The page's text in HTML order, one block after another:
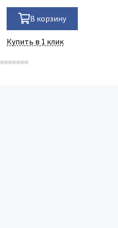
В корзину
Купить в 1 клик